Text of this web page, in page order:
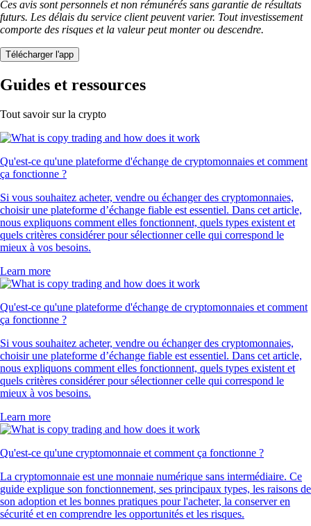
Ces avis sont personnels et non rémunérés sans garantie de résultats
futurs. Les délais du service client peuvent varier. Tout investissement
comporte des risques et la valeur peut monter ou descendre.
Télécharger l'app
Guides et ressources
Tout savoir sur la crypto
Qu'est-ce qu'une plateforme d'échange de cryptomonnaies et comment
ça fonctionne ?
Si vous souhaitez acheter, vendre ou échanger des cryptomonnaies,
choisir une plateforme d’échange fiable est essentiel. Dans cet article,
nous expliquons comment elles fonctionnent, quels types existent et
quels critères considérer pour sélectionner celle qui correspond le
mieux à vos besoins.
Learn more
Qu'est-ce qu'une plateforme d'échange de cryptomonnaies et comment
ça fonctionne ?
Si vous souhaitez acheter, vendre ou échanger des cryptomonnaies,
choisir une plateforme d’échange fiable est essentiel. Dans cet article,
nous expliquons comment elles fonctionnent, quels types existent et
quels critères considérer pour sélectionner celle qui correspond le
mieux à vos besoins.
Learn more
Qu'est-ce qu'une cryptomonnaie et comment ça fonctionne ?
La cryptomonnaie est une monnaie numérique sans intermédiaire. Ce
guide explique son fonctionnement, ses principaux types, les raisons de
son adoption et les bonnes pratiques pour l'acheter, la conserver en
sécurité et en comprendre les opportunités et les risques.